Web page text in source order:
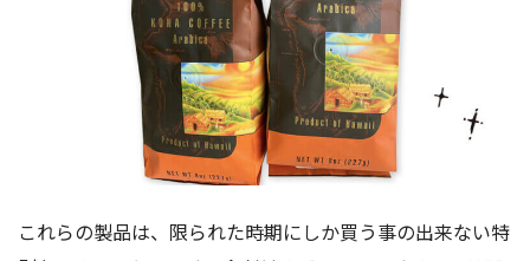
これらの製品は、限られた時期にしか買う事の出来ない特